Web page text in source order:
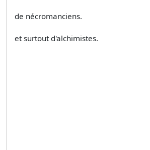
de nécromanciens.
et surtout d'alchimistes.